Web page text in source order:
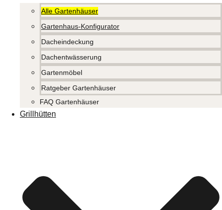
Alle Gartenhäuser
Gartenhaus-Konfigurator
Dacheindeckung
Dachentwässerung
Gartenmöbel
Ratgeber Gartenhäuser
FAQ Gartenhäuser
Grillhütten